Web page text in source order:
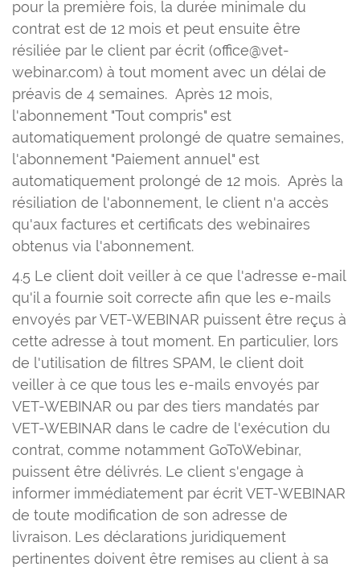
pour la première fois, la durée minimale du
contrat est de 12 mois et peut ensuite être
résiliée par le client par écrit (office@vet-
webinar.com) à tout moment avec un délai de
préavis de 4 semaines. Après 12 mois,
l'abonnement "Tout compris" est
automatiquement prolongé de quatre semaines,
l'abonnement "Paiement annuel" est
automatiquement prolongé de 12 mois. Après la
résiliation de l'abonnement, le client n'a accès
qu'aux factures et certificats des webinaires
obtenus via l'abonnement.
4.5 Le client doit veiller à ce que l'adresse e-mail
qu'il a fournie soit correcte afin que les e-mails
envoyés par VET-WEBINAR puissent être reçus à
cette adresse à tout moment. En particulier, lors
de l'utilisation de filtres SPAM, le client doit
veiller à ce que tous les e-mails envoyés par
VET-WEBINAR ou par des tiers mandatés par
VET-WEBINAR dans le cadre de l'exécution du
contrat, comme notamment GoToWebinar,
puissent être délivrés. Le client s'engage à
informer immédiatement par écrit VET-WEBINAR
de toute modification de son adresse de
livraison. Les déclarations juridiquement
pertinentes doivent être remises au client à sa